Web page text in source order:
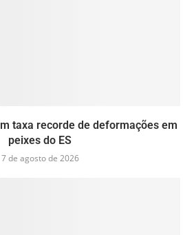
taxa recorde de deformações em
peixes do ES
7 de agosto de 2026